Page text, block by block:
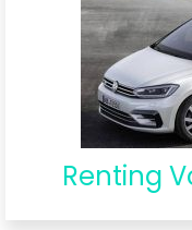
Renting